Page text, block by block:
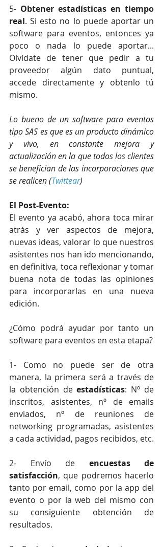
5- Obtener estadísticas en tiempo
real. Si esto no lo puede aportar un
software para eventos, entonces ya
poco o nada lo puede aportar...
Olvídate de tener que pedir a tu
proveedor algún dato puntual,
accede directamente y obtenlo tú
mismo.
Lo bueno de un software para eventos
tipo SAS es que es un producto dinámico
y vivo, en constante mejora y
actualización en la que todos los clientes
se benefician de las incorporaciones que
se realicen (Twittear)
El Post-Evento:
El evento ya acabó, ahora toca mirar
atrás y ver aspectos de mejora,
nuevas ideas, valorar lo que nuestros
asistentes nos han ido mencionando,
en definitiva, toca reflexionar y tomar
buena nota de todas las opiniones
para incorporarlas en una nueva
edición.
¿Cómo podrá ayudar por tanto un
software para eventos en esta etapa?
1- Como no puede ser de otra
manera, la primera será a través de
la obtención de estadísticas: Nº de
inscritos, asistentes, nº de emails
enviados, nº de reuniones de
networking programadas, asistentes
a cada actividad, pagos recibidos, etc.
2- Envío de encuestas de
satisfacción, que podremos hacerlo
tanto por email, como por la app del
evento o por la web del mismo con
su consiguiente obtención de
resultados.